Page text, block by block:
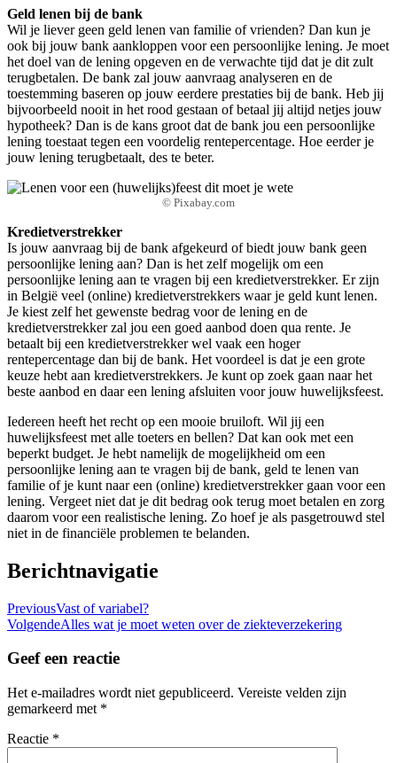
Geld lenen bij de bank
Wil je liever geen geld lenen van familie of vrienden? Dan kun je
ook bij jouw bank aankloppen voor een persoonlijke lening. Je moet
het doel van de lening opgeven en de verwachte tijd dat je dit zult
terugbetalen. De bank zal jouw aanvraag analyseren en de
toestemming baseren op jouw eerdere prestaties bij de bank. Heb jij
bijvoorbeeld nooit in het rood gestaan of betaal jij altijd netjes jouw
hypotheek? Dan is de kans groot dat de bank jou een persoonlijke
lening toestaat tegen een voordelig rentepercentage. Hoe eerder je
jouw lening terugbetaalt, des te beter.
© Pixabay.com
Kredietverstrekker
Is jouw aanvraag bij de bank afgekeurd of biedt jouw bank geen
persoonlijke lening aan? Dan is het zelf mogelijk om een
persoonlijke lening aan te vragen bij een kredietverstrekker. Er zijn
in België veel (online) kredietverstrekkers waar je geld kunt lenen.
Je kiest zelf het gewenste bedrag voor de lening en de
kredietverstrekker zal jou een goed aanbod doen qua rente. Je
betaalt bij een kredietverstrekker wel vaak een hoger
rentepercentage dan bij de bank. Het voordeel is dat je een grote
keuze hebt aan kredietverstrekkers. Je kunt op zoek gaan naar het
beste aanbod en daar een lening afsluiten voor jouw huwelijksfeest.
Iedereen heeft het recht op een mooie bruiloft. Wil jij een
huwelijksfeest met alle toeters en bellen? Dat kan ook met een
beperkt budget. Je hebt namelijk de mogelijkheid om een
persoonlijke lening aan te vragen bij de bank, geld te lenen van
familie of je kunt naar een (online) kredietverstrekker gaan voor een
lening. Vergeet niet dat je dit bedrag ook terug moet betalen en zorg
daarom voor een realistische lening. Zo hoef je als pasgetrouwd stel
niet in de financiële problemen te belanden.
Berichtnavigatie
PreviousVast of variabel?
VolgendeAlles wat je moet weten over de ziekteverzekering
Geef een reactie
Het e-mailadres wordt niet gepubliceerd. Vereiste velden zijn
gemarkeerd met *
Reactie *